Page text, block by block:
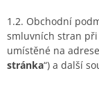
1.2. Obchodní
smluvních stran
umístěné na
stránka“) a další